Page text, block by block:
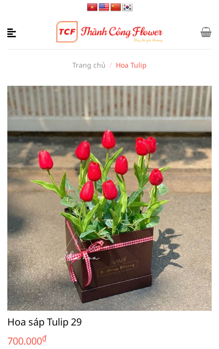
nội
Trang chủ / Hoa Tulip
Hoa sáp Tulip 29
700.000₫